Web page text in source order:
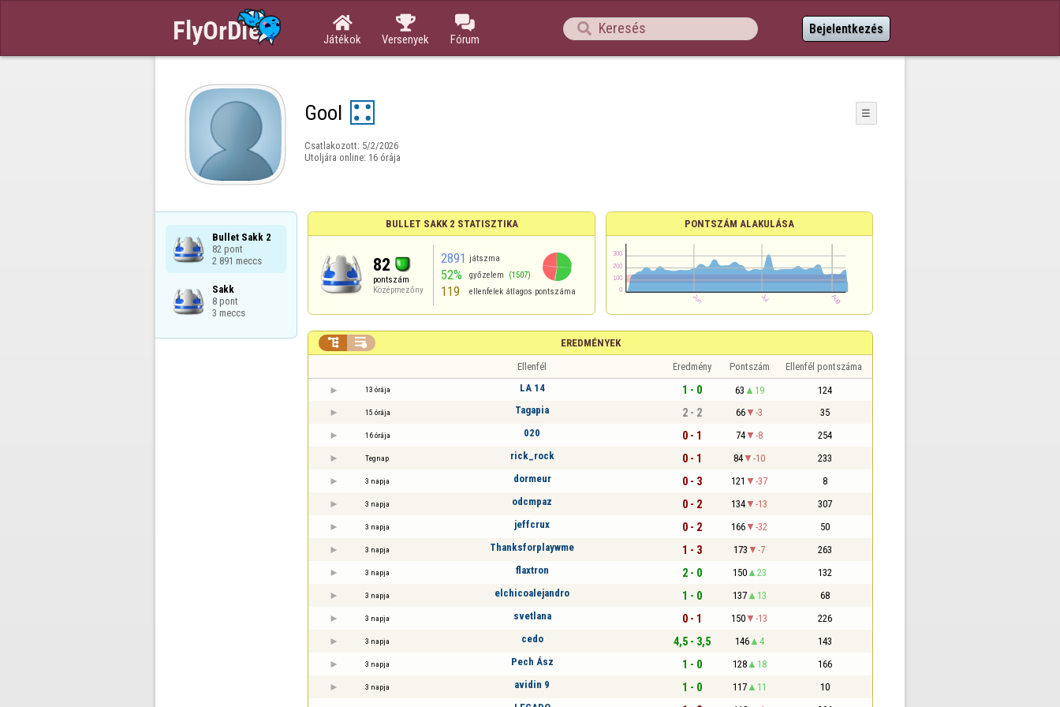

Játékok

Versenyek

Fórum
 Bejelentkezés
Gool ☰
Csatlakozott: 5/2/2026
Utoljára online: 16 órája
Bullet Sakk 2
82 pont
2 891 meccs
Sakk
8 pont
3 meccs
BULLET SAKK 2 STATISZTIKA
82
pontszám
Középmezőny
2891 játszma
52% győzelem (1507)
119 ellenfelek átlagos pontszáma
PONTSZÁM ALAKULÁSA
EREDMÉNYEK
 
Ellenfél Eredmény Pontszám Ellenfél pontszáma
13 órája LA 14 1 - 0 63 19 124
15 órája Tagapia 2 - 2 66 -3 35
16 órája 020 0 - 1 74 -8 254
Tegnap rick_rock 0 - 1 84 -10 233
3 napja dormeur 0 - 3 121 -37 8
3 napja odcmpaz 0 - 2 134 -13 307
3 napja jeffcrux 0 - 2 166 -32 50
3 napja Thanksforplaywme 1 - 3 173 -7 263
3 napja flaxtron 2 - 0 150 23 132
3 napja elchicoalejandro 1 - 0 137 13 68
3 napja svetlana 0 - 1 150 -13 226
3 napja cedo 4,5 - 3,5 146 4 143
3 napja Pech Ász 1 - 0 128 18 166
3 napja avidin 9 1 - 0 117 11 10